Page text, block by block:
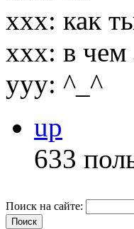
xxx: как
xxx: в чем
yyy: ^_^
up
633
Поиск на сайте: